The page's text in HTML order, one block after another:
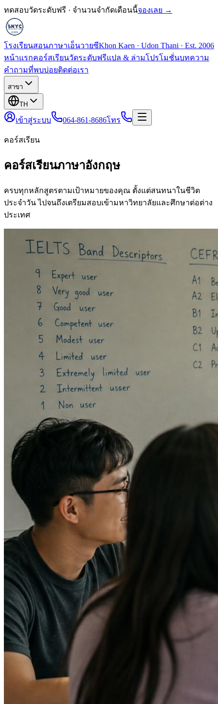
ทดสอบวัดระดับฟรี · จำนวนจำกัดเดือนนี้จองเลย →
โรงเรียนสอนภาษาเอ็นวายซีKhon Kaen · Udon Thani · Est. 2006
หน้าแรกคอร์สเรียนวัดระดับฟรีแปล & ล่ามโปรโมชั่นบทความ
คำถามที่พบบ่อยติดต่อเรา
สาขา
TH
เข้าสู่ระบบ 064-861-8686โทร
คอร์สเรียน
คอร์สเรียนภาษาอังกฤษ
ครบทุกหลักสูตรตามเป้าหมายของคุณ ตั้งแต่สนทนาในชีวิต
ประจำวัน ไปจนถึงเตรียมสอบเข้ามหาวิทยาลัยและศึกษาต่อต่าง
ประเทศ